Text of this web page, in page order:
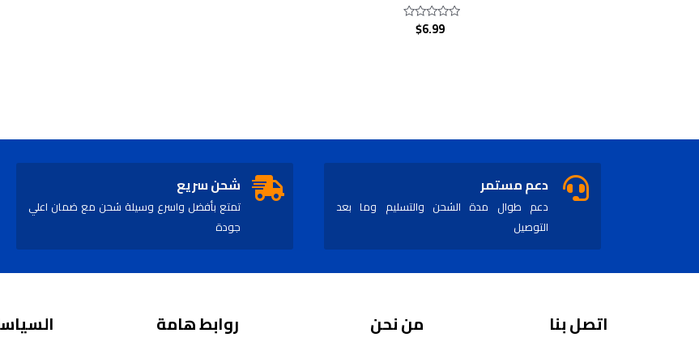
Rated
$6.99
دعم مستمر
دعم طوال مدة الشحن والتسليم وما بعد
التوصيل
شحن سريع
تمتع بأفضل واسرع وسيلة شحن مع ضمان اعلي
جودة
اتصل بنا من نحن روابط هامة